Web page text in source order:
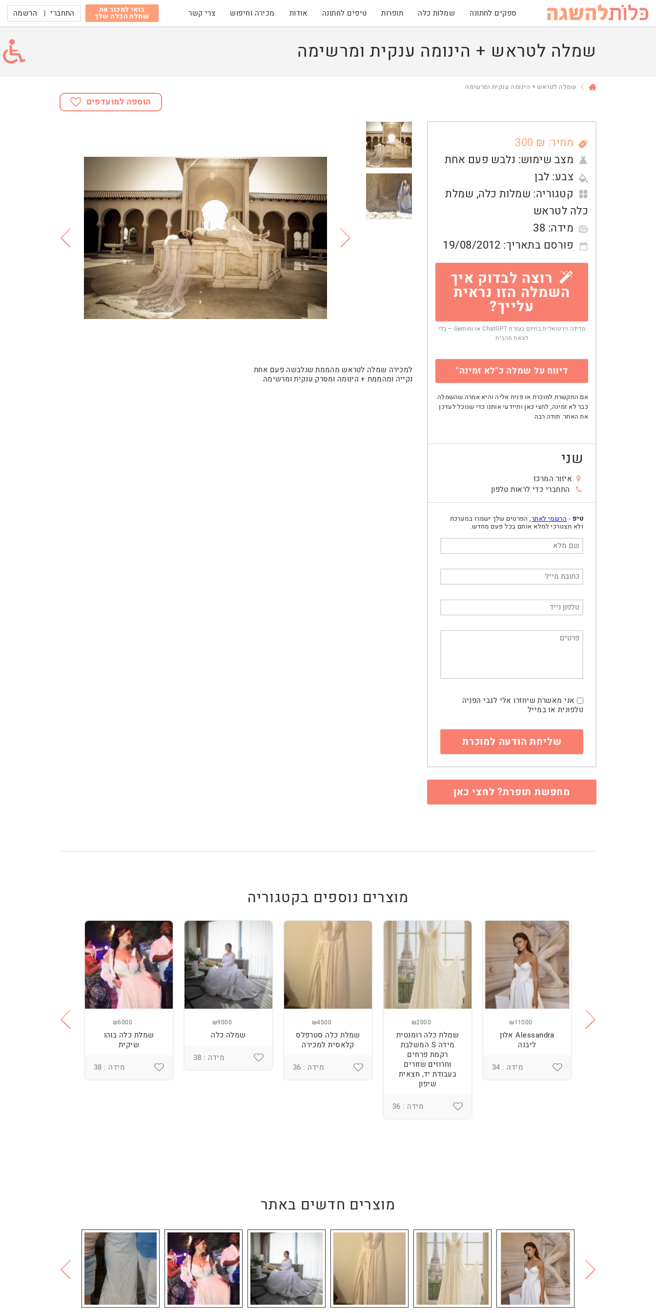
ספקים לחתונה שמלות כלה תופרות טיפים לחתונה אודות מכירה וחיפוש צרי קשר בואי למכור את
שמלת הכלה שלך התחברי | הרשמה
שמלה לטראש + הינומה ענקית ומרשימה
שמלה לטראש + הינומה ענקית ומרשימה
הוספה למועדפים
מחיר: ₪ 300
מצב שימוש: נלבש פעם אחת
צבע: לבן
קטגוריה: שמלות כלה, שמלת
כלה לטראש
מידה: 38
פורסם בתאריך: 19/08/2012
רוצה לבדוק איך
השמלה הזו נראית
עלייך?
מדידה וירטואלית בחינם בעזרת ChatGPT או Gemini — בלי
לצאת מהבית
דיווח על שמלה כ"לא זמינה"
אם התקשרת למוכרת או פנית אליה והיא אמרה שהשמלה
כבר לא זמינה, לחצי כאן ותיידעי אותנו כדי שנוכל לעדכן
את האתר. תודה רבה
שני
איזור המרכז
התחברי כדי לראות טלפון
טיפ - הרשמי לאתר, הפרטים שלך ישמרו במערכת
ולא תצטרכי למלא אותם בכל פעם מחדש.
אני מאשרת שיחזרו אלי לגבי הפניה
טלפונית או במייל
מחפשת תופרת? לחצי כאן
למכירה שמלה לטראש מהממת שנלבשה פעם אחת
נקייה ומהממת + הינומה ומסרק ענקית ומרשימה
מוצרים נוספים בקטגוריה
₪11000
Alessandra אלון
ליבנה
מידה : 34
₪2000
שמלת כלה רומנטית
מידה S המשלבת
רקמת פרחים
וחרוזים שזורים
בעבודת יד, חצאית
שיפון
מידה : 36
₪4500
שמלת כלה סטרפלס
קלאסית למכירה
מידה : 36
₪9000
שמלה כלה
מידה : 38
₪6000
שמלת כלה בוהו
שיקית
מידה : 38
מוצרים חדשים באתר